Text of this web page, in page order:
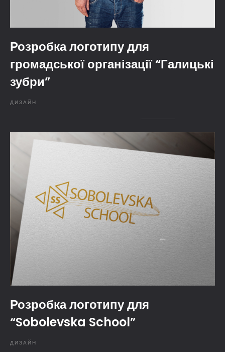
Розробка логотипу для
громадської організації “Галицькі
зубри”
ДИЗАЙН
Розробка логотипу для
“Sobolevska School”
ДИЗАЙН